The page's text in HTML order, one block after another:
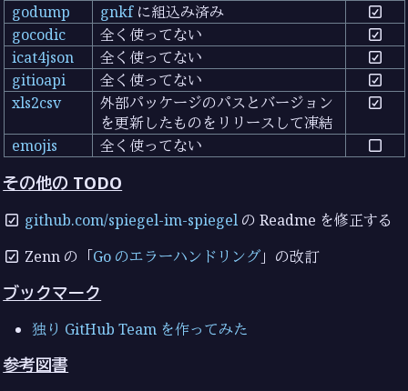
godump
gnkfに組込み済み
gocodic
全く使ってない
icat4json
全く使ってない
gitioapi
全く使ってない
xls2csv
外部パッケージのパスとバージョン
を更新したものをリリースして凍結
emojis
全く使ってない
その他の TODO
github.com/spiegel-im-spiegel の Readme を修正する
Zenn の「Go のエラーハンドリング」の改訂
ブックマーク
独り GitHub Team を作ってみた
参考図書